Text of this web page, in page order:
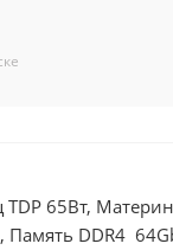
65Вт,
Память DDR4